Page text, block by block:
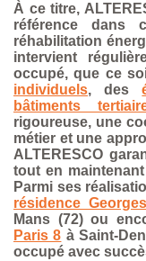
À ce titre,
référence dans
réhabilitation
intervient
occupé, que ce
individuels, des
bâtiments
rigoureuse, une
métier et une
ALTERESCO
tout en
Parmi ses
résidence
Mans (72) ou
Paris 8 à Saint-
occupé avec